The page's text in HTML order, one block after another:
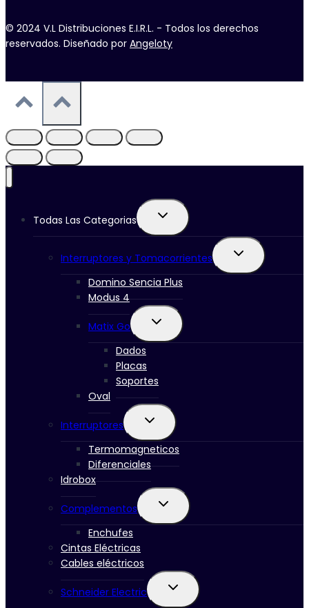
© 2024 V.L Distribuciones E.I.R.L. - Todos los derechos
reservados. Diseñado por Angeloty
Todas Las Categorias
Ampliar
menú
hijo
Interruptores y Tomacorrientes
Ampliar
menú
Domino Sencia Plus
Modus 4
Matix Go
Ampliar
menú
Dados
Placas
Soportes
Oval
Interruptores
Ampliar
menú
hijo
Termomagneticos
Diferenciales
Idrobox
Complementos
Ampliar
menú
Enchufes
Cintas Eléctricas
Cables eléctricos
Schneider Electric
Ampliar